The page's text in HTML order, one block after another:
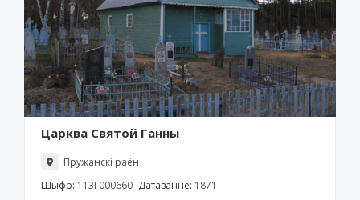
Царква Святой Ганны
Пружанскі раён
Шыфр: 113Г000660 Датаванне: 1871